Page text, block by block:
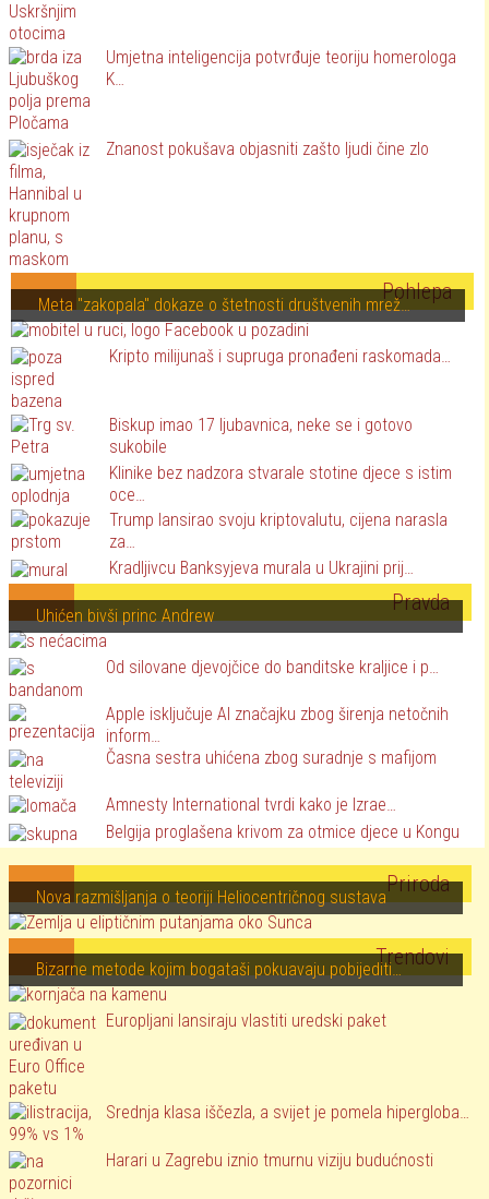
Umjetna inteligencija potvrđuje teoriju homerologa
K…
Znanost pokušava objasniti zašto ljudi čine zlo
Pohlepa
Meta "zakopala" dokaze o štetnosti društvenih mrež…
Kripto milijunaš i supruga pronađeni raskomada…
Biskup imao 17 ljubavnica, neke se i gotovo
sukobile
Klinike bez nadzora stvarale stotine djece s istim
oce…
Trump lansirao svoju kriptovalutu, cijena narasla
za…
Kradljivcu Banksyjeva murala u Ukrajini prij…
Pravda
Uhićen bivši princ Andrew
Od silovane djevojčice do banditske kraljice i p…
Apple isključuje AI značajku zbog širenja netočnih
inform…
Časna sestra uhićena zbog suradnje s mafijom
Amnesty International tvrdi kako je Izrae…
Belgija proglašena krivom za otmice djece u Kongu
Priroda
Nova razmišljanja o teoriji Heliocentričnog sustava
Trendovi
Bizarne metode kojim bogataši pokuavaju pobijediti…
Europljani lansiraju vlastiti uredski paket
Srednja klasa iščezla, a svijet je pomela hipergloba…
Harari u Zagrebu iznio tmurnu viziju budućnosti